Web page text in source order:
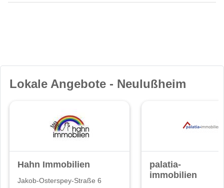
Lokale Angebote - Neulußheim
Hahn Immobilien
Jakob-Osterspey-Straße 6
palatia-
immobilien